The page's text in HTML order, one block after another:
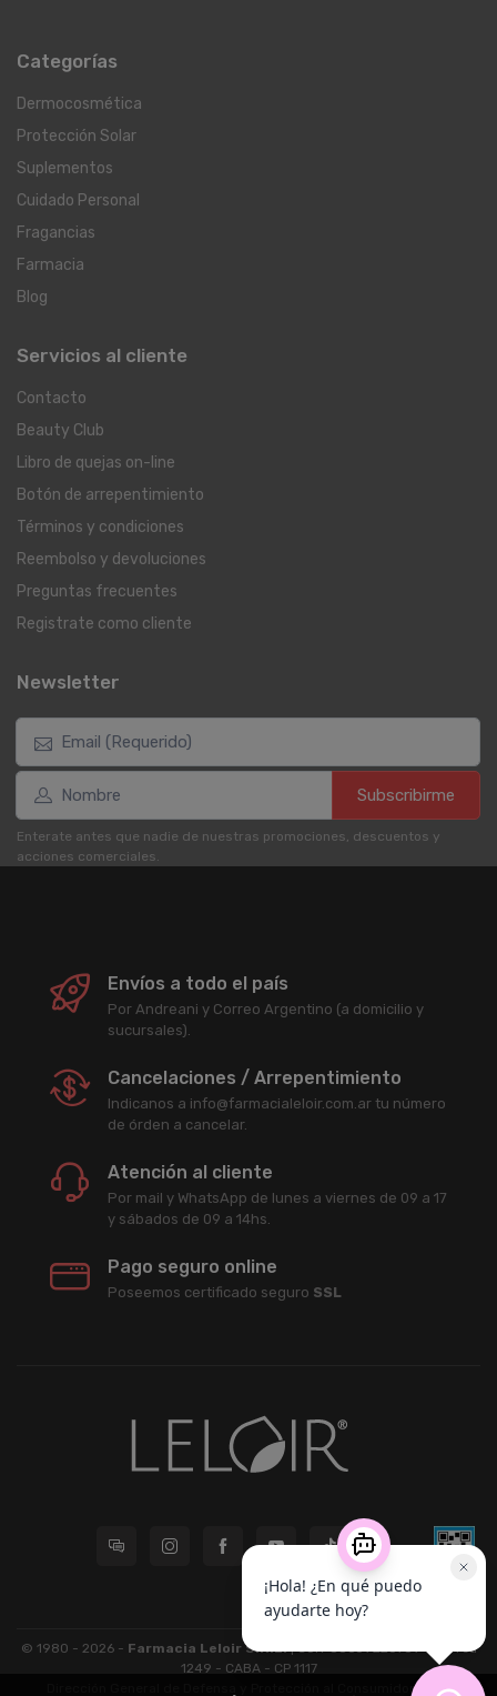
Categorías
Dermocosmética
Protección Solar
Suplementos
Cuidado Personal
Fragancias
Farmacia
Blog
Servicios al cliente
Contacto
Beauty Club
Libro de quejas on-line
Botón de arrepentimiento
Términos y condiciones
Reembolso y devoluciones
Preguntas frecuentes
Registrate como cliente
Newsletter
Subscribirme
Enterate antes que nadie de nuestras promociones, descuentos y
acciones comerciales.
Envíos a todo el país
Por Andreani y Correo Argentino (a domicilio y
sucursales).
Cancelaciones / Arrepentimiento
Indicanos a info@farmacialeloir.com.ar tu número
de órden a cancelar.
Atención al cliente
Por mail y WhatsApp de lunes a viernes de 09 a 17
y sábados de 09 a 14hs.
Pago seguro online
Poseemos certificado seguro SSL
© 1980 - 2026 - Farmacia Leloir S.R.L.
| CUIT 33609220789 - Larrea
1249 - CABA - CP 1117
Dirección General de Defensa y Protección al Consumidor: Para